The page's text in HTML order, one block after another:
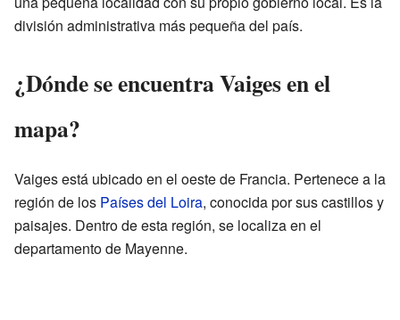
división administrativa más pequeña del país.
¿Dónde se encuentra Vaiges en el
mapa?
Vaiges está ubicado en el oeste de Francia. Pertenece a la
región de los Países del Loira, conocida por sus castillos y
paisajes. Dentro de esta región, se localiza en el
departamento de Mayenne.